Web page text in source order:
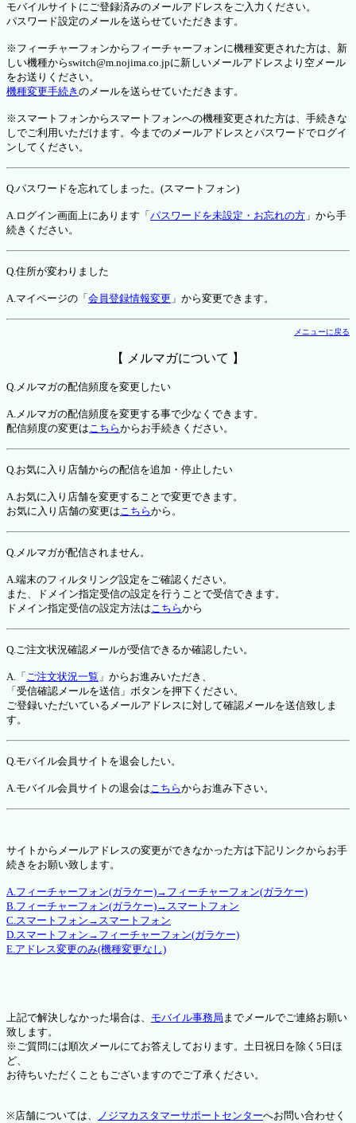
モバイルサイトにご登録済みのメールアドレスをご入力ください。
パスワード設定のメールを送らせていただきます。
※フィーチャーフォンからフィーチャーフォンに機種変更された方は、新
しい機種からswitch@m.nojima.co.jpに新しいメールアドレスより空メール
をお送りください。
機種変更手続き のメールを送らせていただきます。
※スマートフォンからスマートフォンへの機種変更された方は、手続きな
しでご利用いただけます。今までのメールアドレスとパスワードでログイ
ンしてください。
Q.パスワードを忘れてしまった。(スマートフォン)
A.ログイン画面上にあります「 パスワードを未設定・お忘れの方 」から手
続きください。
Q.住所が変わりました
A.マイページの「 会員登録情報変更 」から変更できます。
メニューに戻る
【 メルマガについて 】
Q.メルマガの配信頻度を変更したい
A.メルマガの配信頻度を変更する事で少なくできます。
配信頻度の変更はこちらからお手続きください。
Q.お気に入り店舗からの配信を追加・停止したい
A.お気に入り店舗を変更することで変更できます。
お気に入り店舗の変更はこちらから。
Q.メルマガが配信されません。
A.端末のフィルタリング設定をご確認ください。
また、ドメイン指定受信の設定を行うことで受信できます。
ドメイン指定受信の設定方法はこちらから
Q.ご注文状況確認メールが受信できるか確認したい。
A.「 ご注文状況一覧 」からお進みいただき、
「受信確認メールを送信」ボタンを押下ください。
ご登録いただいているメールアドレスに対して確認メールを送信致しま
す。
Q.モバイル会員サイトを退会したい。
A.モバイル会員サイトの退会はこちらからお進み下さい。
サイトからメールアドレスの変更ができなかった方は下記リンクからお手
続きをお願い致します。
A.フィーチャーフォン(ガラケー)→フィーチャーフォン(ガラケー)
B.フィーチャーフォン(ガラケー)→スマートフォン
C.スマートフォン→スマートフォン
D.スマートフォン→フィーチャーフォン(ガラケー)
E.アドレス変更のみ(機種変更なし)
上記で解決しなかった場合は、 モバイル事務局 までメールでご連絡お願い
致します。
※ご質問には順次メールにてお答えしております。土日祝日を除く5日ほ
ど、
お待ちいただくこともございますのでご了承ください。
※店舗については、 ノジマカスタマーサポートセンターへお問い合わせく